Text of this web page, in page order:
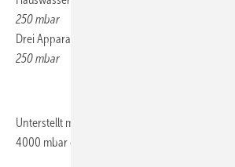
250 mbar
Drei Apparate mit zusammen:
250 mbar
Unterstellt man nun einen Versorgungsdruck
4000 mbar dann bleibt ja: